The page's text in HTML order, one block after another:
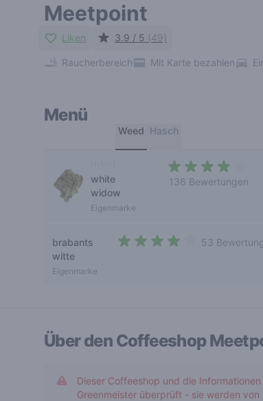
Meetpoint
Liken 3.9 / 5 (49)
Raucherbereich Mit Karte bezahlen
Menü
Weed Hasch
white
widow
Eigenmarke
136 Bewertungen
brabants
witte
Eigenmarke
53
Über den Coffeeshop
Dieser Coffeeshop und die
Greenmeister überprüft - sie werden